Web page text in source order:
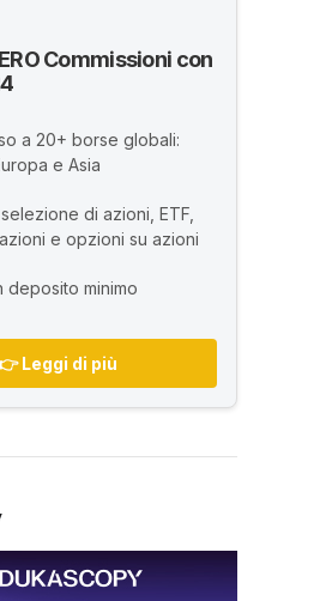
Commissioni con
a 20+ borse globali:
e Asia
di azioni, ETF,
e opzioni su azioni
deposito minimo
Leggi di più